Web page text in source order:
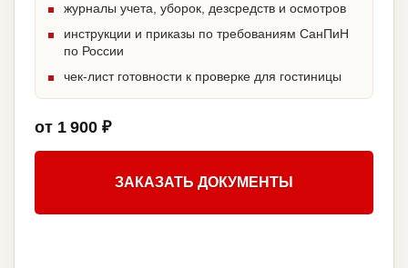
журналы учета, уборок, дезсредств и осмотров
инструкции и приказы по требованиям СанПиН
по России
чек-лист готовности к проверке для гостиницы
от 1 900 ₽
ЗАКАЗАТЬ ДОКУМЕНТЫ